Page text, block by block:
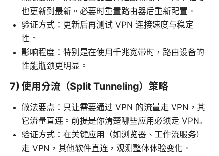
也更新到最新。必要时重置路由器后重新配置。
验证方式：更新后再测试 VPN 连接速度与稳定
性。
影响程度：特别是在使用千兆宽带时，路由设备的
性能瓶颈更明显。
7) 使用分流（Split Tunneling）策略
做法要点：只让需要通过 VPN 的流量走 VPN，其
它流量直连。前提是你清楚哪些应用必须走 VPN。
验证方式：在关键应用（如浏览器、工作流服务）
走 VPN，其他软件直连，观测整体体验变化。